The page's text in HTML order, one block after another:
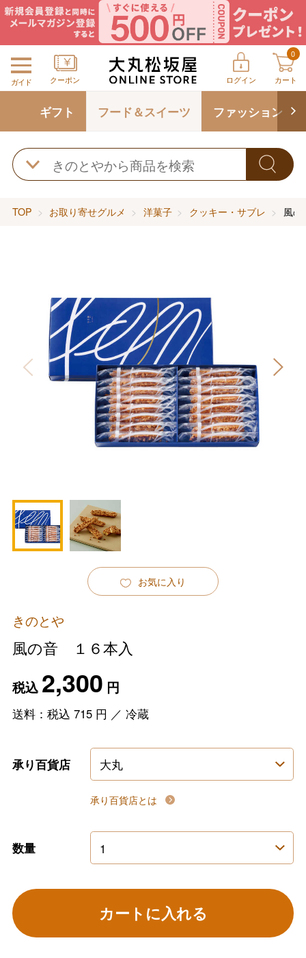
ガイド クーポン ログイン
0
カート
ギフト フード＆スイーツ ファッション
TOP お取り寄せグルメ 洋菓子 クッキー・サブレ 風
お気に入り
きのとや
風の音 １６本入
税込2,300 円
送料：税込 715円 ／ 冷蔵
承り百貨店
承り百貨店とは
数量
カートに入れる